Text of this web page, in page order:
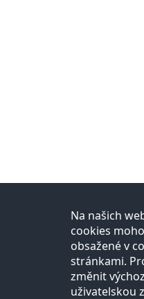
Na našich
cookies
obsažené v
stránkami.
změnit
uživatelskou